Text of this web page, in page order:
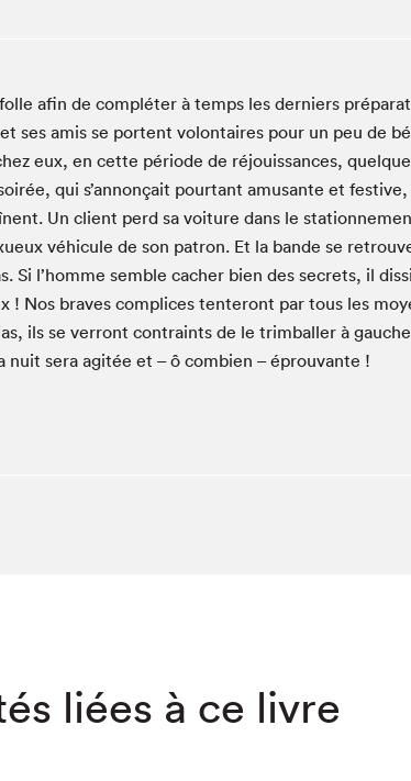
bonheurs (0-5 ans)
Le
(12-18 ans)
La
à voix haute du Salon
Nord
bleu
La
de Bologne (Coin de survie des
Desjardins
afin de com­pléter à temps les derniers
ses amis se por­tent volon­taires pour un peu de
eux, en cette péri­ode de réjouis­sances,
qui s’annonçait pour­tant amu­sante et
Un client perd sa voiture dans le
véhicule de son patron. Et la bande se
Si l’homme sem­ble cacher bien des secrets, il
! Nos braves com­plices ten­teront par tous les
ils se ver­ront con­traints de le trim­baller à
nuit sera agitée et – ô com­bi­en – éprouvante !
liées à ce livre